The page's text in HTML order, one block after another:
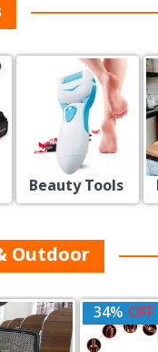
KITCHEN & DINING
Outdoor
34% OFF